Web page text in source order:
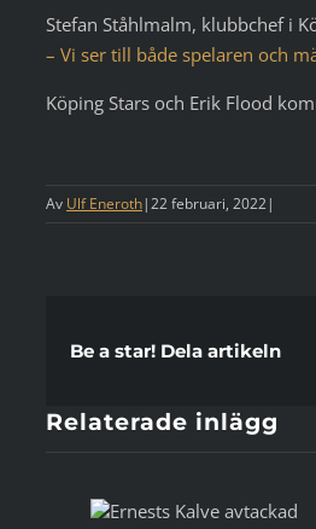
Stefan Ståhlmalm, klubbchef i
– Vi ser till både spelaren och
Köping Stars och Erik Flood
Av Ulf Eneroth|22 februari, 2022|
Be a star! Dela artikeln
Relaterade inlägg